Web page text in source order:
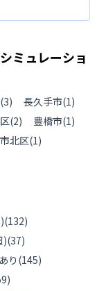
ミュレーショ
(3) 長久手市(1)
(2) 豊橋市(1)
北区(1)
(132)
)(37)
り (145)
)